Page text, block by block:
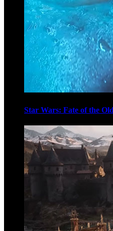
Star Wars: Fate of the